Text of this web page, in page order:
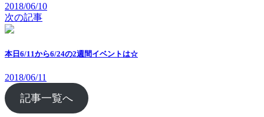
2018/06/10
次の記事
本日6/11から6/24の2週間イベントは☆
2018/06/11
記事一覧へ